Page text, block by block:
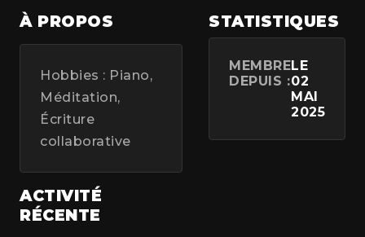
À PROPOS
Hobbies : Piano,
Méditation,
Écriture
collaborative
ACTIVITÉ
RÉCENTE
STATISTIQUES
MEMBRE
DEPUIS :
LE
02
MAI
2025